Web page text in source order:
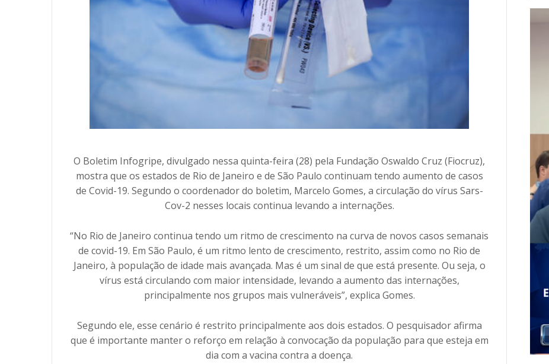
O Boletim Infogripe, divulgado nessa quinta-feira (28) pela Fundação Oswaldo Cruz (Fiocruz),
mostra que os estados de Rio de Janeiro e de São Paulo continuam tendo aumento de casos
de Covid-19. Segundo o coordenador do boletim, Marcelo Gomes, a circulação do vírus Sars-
Cov-2 nesses locais continua levando a internações.
“No Rio de Janeiro continua tendo um ritmo de crescimento na curva de novos casos semanais
de covid-19. Em São Paulo, é um ritmo lento de crescimento, restrito, assim como no Rio de
Janeiro, à população de idade mais avançada. Mas é um sinal de que está presente. Ou seja, o
vírus está circulando com maior intensidade, levando a aumento das internações,
principalmente nos grupos mais vulneráveis”, explica Gomes.
Segundo ele, esse cenário é restrito principalmente aos dois estados. O pesquisador afirma
que é importante manter o reforço em relação à convocação da população para que esteja em
dia com a vacina contra a doença.